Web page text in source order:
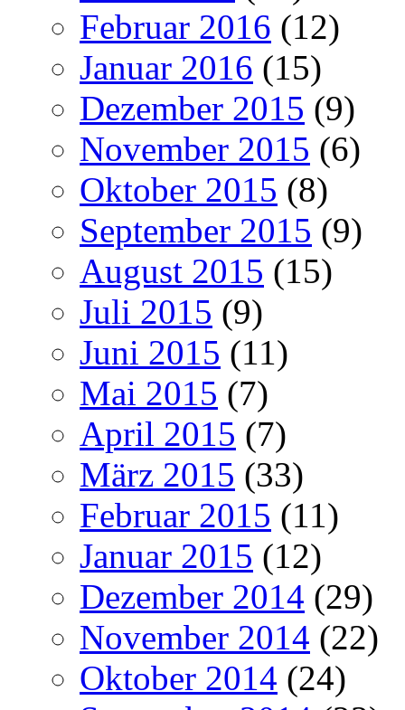
Februar 2016 (12)
Januar 2016 (15)
Dezember 2015 (9)
November 2015 (6)
Oktober 2015 (8)
September 2015 (9)
August 2015 (15)
Juli 2015 (9)
Juni 2015 (11)
Mai 2015 (7)
April 2015 (7)
März 2015 (33)
Februar 2015 (11)
Januar 2015 (12)
Dezember 2014 (29)
November 2014 (22)
Oktober 2014 (24)